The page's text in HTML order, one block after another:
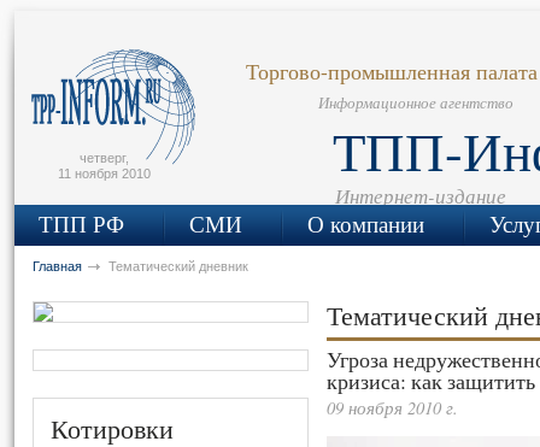
четверг,
11 ноября 2010
Торгово-промышленная
Информационное агентство
ТПП-
Интернет-издание
ТПП РФ СМИ О компании
Главная Тематический дневник
Котировки
Тематический
Угроза
кризиса: как
09 ноября 2010 г.